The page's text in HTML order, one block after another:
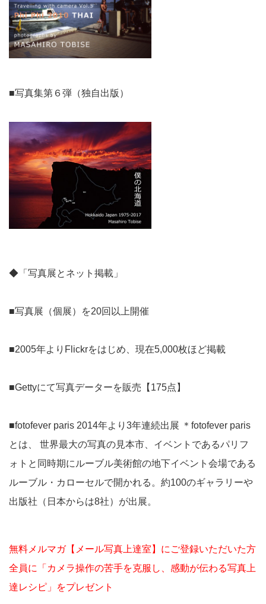
■写真集第６弾（独自出版）
◆「写真展とネット掲載」
■写真展（個展）を20回以上開催
■2005年よりFlickrをはじめ、現在5,000枚ほど掲載
■Gettyにて写真データーを販売【175点】
■fotofever paris 2014年より3年連続出展 ＊fotofever paris
とは、 世界最大の写真の見本市、イベントであるパリフ
ォトと同時期にルーブル美術館の地下イベント会場である
ルーブル・カローセルで開かれる。約100のギャラリーや
出版社（日本からは8社）が出展。
無料メルマガ【メール写真上達室】にご登録いただいた方
全員に「カメラ操作の苦手を克服し、感動が伝わる写真上
達レシピ」をプレゼント